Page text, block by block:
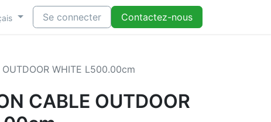
Se connecter Contactez-nous
WHITE L500.00cm
CABLE OUTDOOR